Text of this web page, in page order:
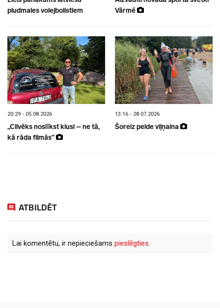
pludmales volejbolistiem
Vārmē
20:29 - 05.08.2026
„Cilvēks noslīkst klusi – ne tā,
kā rāda filmās”
13:16 - 28.07.2026
Šoreiz pelde viļņaina
ATBILDĒT
Lai komentētu, ir nepieciešams pieslēgties.